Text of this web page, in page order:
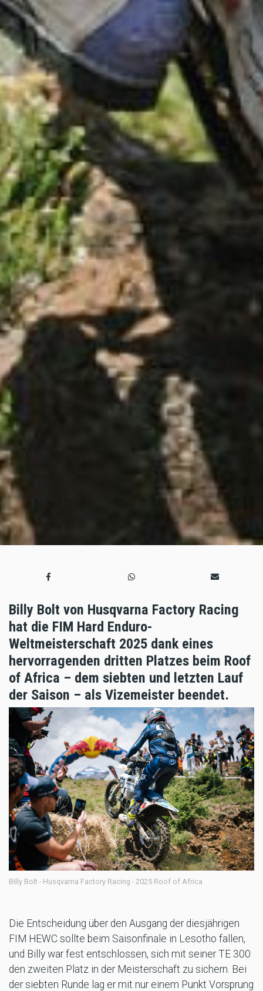
Billy Bolt von Husqvarna Factory Racing
hat die FIM Hard Enduro-
Weltmeisterschaft 2025 dank eines
hervorragenden dritten Platzes beim Roof
of Africa – dem siebten und letzten Lauf
der Saison – als Vizemeister beendet.
Billy Bolt - Husqvarna Factory Racing - 2025 Roof of Africa
Die Entscheidung über den Ausgang der diesjährigen
FIM HEWC sollte beim Saisonfinale in Lesotho fallen,
und Billy war fest entschlossen, sich mit seiner TE 300
den zweiten Platz in der Meisterschaft zu sichern. Bei
der siebten Runde lag er mit nur einem Punkt Vorsprung